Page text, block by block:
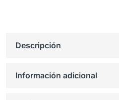
Descripción
Información adicional